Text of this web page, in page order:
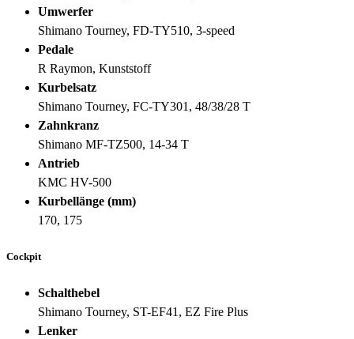
Umwerfer
Shimano Tourney, FD-TY510, 3-speed
Pedale
R Raymon, Kunststoff
Kurbelsatz
Shimano Tourney, FC-TY301, 48/38/28 T
Zahnkranz
Shimano MF-TZ500, 14-34 T
Antrieb
KMC HV-500
Kurbellänge (mm)
170, 175
Cockpit
Schalthebel
Shimano Tourney, ST-EF41, EZ Fire Plus
Lenker